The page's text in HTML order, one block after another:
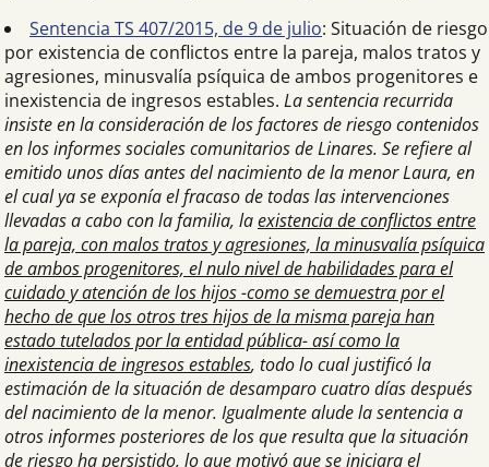
Sentencia TS 407/2015, de 9 de julio: Situación de riesgo
por existencia de conflictos entre la pareja, malos tratos y
agresiones, minusvalía psíquica de ambos progenitores e
inexistencia de ingresos estables. La sentencia recurrida
insiste en la consideración de los factores de riesgo contenidos
en los informes sociales comunitarios de Linares. Se refiere al
emitido unos días antes del nacimiento de la menor Laura, en
el cual ya se exponía el fracaso de todas las intervenciones
llevadas a cabo con la familia, laexistencia de conflictos entre
la pareja, con malos tratos y agresiones, la minusvalía psíquica
de ambos progenitores, el nulo nivel de habilidades para el
cuidado y atención de los hijos -como se demuestra por el
hecho de que los otros tres hijos de la misma pareja han
estado tutelados por la entidad pública- así como la
inexistencia de ingresos estables, todo lo cual justificó la
estimación de la situación de desamparo cuatro días después
del nacimiento de la menor. Igualmente alude la sentencia a
otros informes posteriores de los que resulta que la situación
de riesgo ha persistido, lo que motivó que se iniciara el